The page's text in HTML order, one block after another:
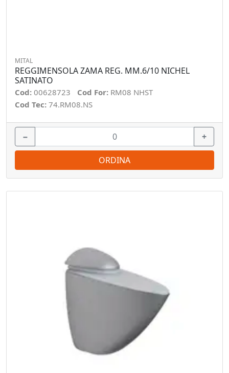
MITAL
REGGIMENSOLA ZAMA REG. MM.6/10 NICHEL
SATINATO
Cod: 00628723 Cod For: RM08 NHST
Cod Tec: 74.RM08.NS
− +
ORDINA